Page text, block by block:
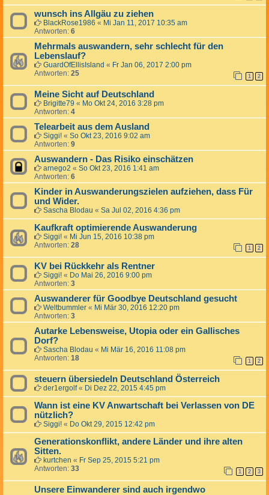
wunsch ins Allgäu zu ziehen
BlackRose1986 « Mi Jan 11, 2017 10:35 am
Antworten: 6
Mehrmals auswandern, sehr schlecht für den
Lebenslauf?
GuardOfEllisIsland « Fr Jan 06, 2017 2:00 pm
Antworten: 25 1 2
Meine Sicht auf Deutschland
Brigitte79 « Mo Okt 24, 2016 3:28 pm
Antworten: 4
Telearbeit aus dem Ausland
Siggi! « So Okt 23, 2016 9:02 am
Antworten: 9
Auswandern - Das Risiko einschätzen
arnego2 « So Okt 23, 2016 1:41 am
Antworten: 6
Kinder in Auswanderungszielen aufziehen, dass Für
und Wider.
Sascha Blodau « Sa Jul 02, 2016 4:36 pm
Kaufkraft optimierende Auswanderung
Siggi! « Mi Jun 15, 2016 10:38 pm
Antworten: 28 1 2
KV bei Rückkehr als Rentner
Siggi! « Do Mai 26, 2016 9:00 pm
Antworten: 3
Auswanderer für Goodbye Deutschland gesucht
Weltbummler « Mi Mär 30, 2016 12:20 pm
Antworten: 3
Autarke Lebensweise, Utopia oder ein Gallisches
Dorf?
Sascha Blodau « Mi Mär 16, 2016 11:08 pm
Antworten: 18 1 2
steuern übersiedeln Deutschland Österreich
der1ergolf« Di Dez 22, 2015 4:45 pm
Wann ist eine KV Anwartschaft bei Verlassen von DE
nützlich?
Siggi! « Do Okt 29, 2015 12:42 pm
Generationskonflikt, andere Länder und ihre alten
Sitten.
kurtchen « Fr Sep 25, 2015 5:21 pm
Antworten: 33 1 2 3
Unsere Einwanderer sind auch irgendwo